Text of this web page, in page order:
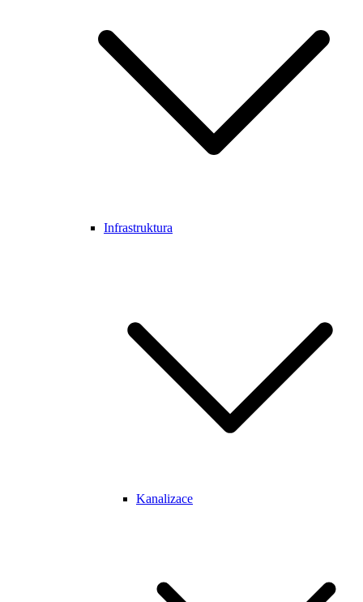
Infrastruktura
Kanalizace